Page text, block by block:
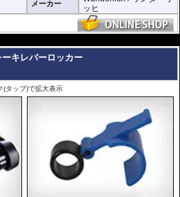
メーカー
ッヒ
キレバーロッカー
(タップ)で拡大表示